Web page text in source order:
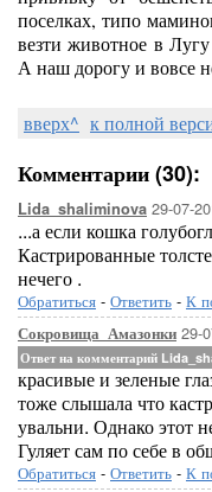
поселках, типо
везти животное в
А наш дорогу и вовсе
вверх^ к полной
Комментарии (30):
Lida_shaliminova 29-07-
...а если кошка
Кастрированные
нечего .
Обратиться - Ответить - К
Сокровища_Амазонки 29-
Ответ на комментарий
красивые и зеленые
тоже слышала что
увальни. Однако этот
Гуляет сам по себе в
Обратиться - Ответить - К